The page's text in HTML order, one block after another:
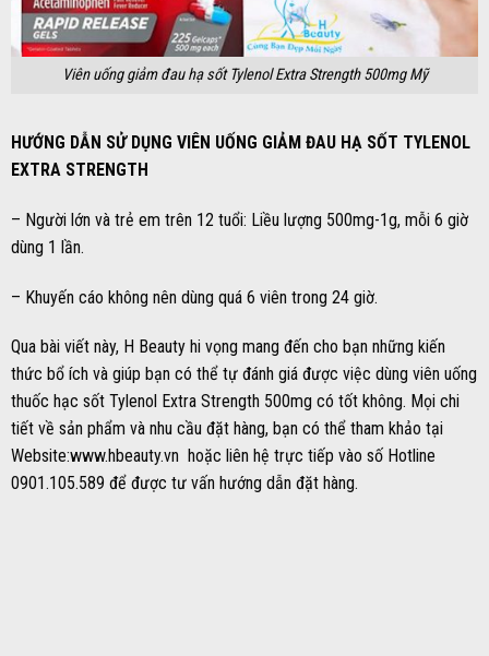
Viên uống giảm đau hạ sốt Tylenol Extra Strength 500mg Mỹ
HƯỚNG DẪN SỬ DỤNG VIÊN UỐNG GIẢM ĐAU HẠ SỐT TYLENOL
EXTRA STRENGTH
– Người lớn và trẻ em trên 12 tuổi: Liều lượng 500mg-1g, mỗi 6 giờ
dùng 1 lần.
– Khuyến cáo không nên dùng quá 6 viên trong 24 giờ.
Qua bài viết này, H Beauty hi vọng mang đến cho bạn những kiến
thức bổ ích và giúp bạn có thể tự đánh giá được việc dùng viên uống
thuốc hạc sốt Tylenol Extra Strength 500mg có tốt không. Mọi chi
tiết về sản phẩm và nhu cầu đặt hàng, bạn có thể tham khảo tại
Website:www.hbeauty.vn hoặc liên hệ trực tiếp vào số Hotline
0901.105.589 để được tư vấn hướng dẫn đặt hàng.